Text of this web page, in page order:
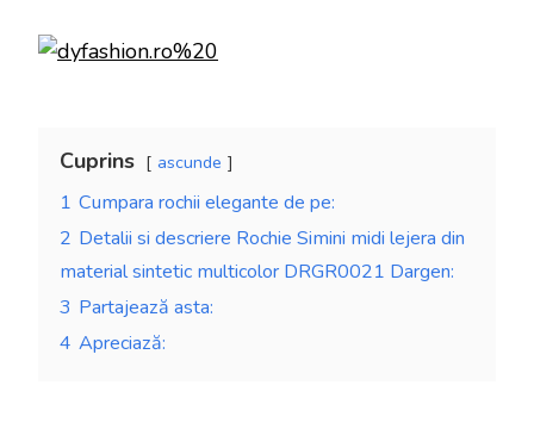
Cuprins ascunde
1 Cumpara rochii elegante de pe:
2 Detalii si descriere Rochie Simini midi lejera din
material sintetic multicolor DRGR0021 Dargen:
3 Partajează asta:
4 Apreciază: